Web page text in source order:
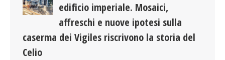
edificio imperiale. Mosaici,
affreschi e nuove ipotesi sulla
caserma dei Vigiles riscrivono la storia del
Celio